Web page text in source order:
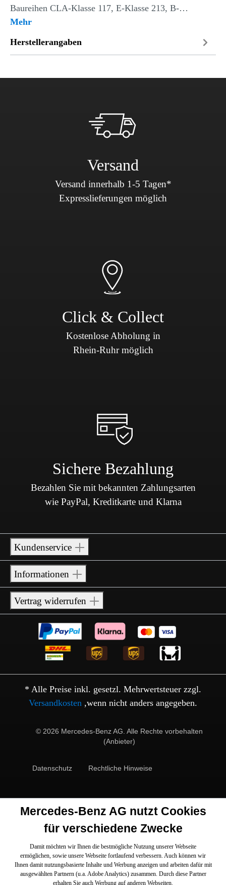
Baureihen CLA-Klasse 117, E-Klasse 213, B-…
Mehr
Herstellerangaben
Versand
Versand innerhalb 1-5 Tagen*
Expresslieferungen möglich
Click & Collect
Kostenlose Abholung in
Rhein-Ruhr möglich
Sichere Bezahlung
Bezahlen Sie mit bekannten Zahlungsarten
wie PayPal, Kreditkarte und Klarna
Kundenservice
Informationen
Vertrag widerrufen
* Alle Preise inkl. gesetzl. Mehrwertsteuer zzgl.
Versandkosten ,wenn nicht anders angegeben.
© 2026 Mercedes-Benz AG. Alle Rechte vorbehalten
(Anbieter)
Datenschutz Rechtliche Hinweise
Mercedes-Benz AG nutzt Cookies
für verschiedene Zwecke
Damit möchten wir Ihnen die bestmögliche Nutzung unserer Webseite
ermöglichen, sowie unsere Webseite fortlaufend verbessern. Auch können wir
Ihnen damit nutzungsbasierte Inhalte und Werbung anzeigen und arbeiten dafür mit
ausgewählten Partnern (u.a. Adobe Analytics) zusammen. Durch diese Partner
erhalten Sie auch Werbung auf anderen Webseiten.